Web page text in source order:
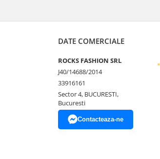
DATE COMERCIALE
ROCKS FASHION SRL
J40/14688/2014
33916161
Sector 4, BUCURESTI,
Bucuresti
Contacteaza-ne